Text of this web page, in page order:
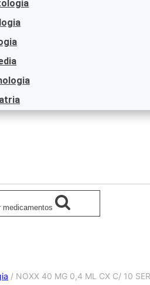
medicamentos
/ NOXX 40 MG 0,4 ML CX C/ 10